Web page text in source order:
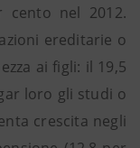
nel 2012.
ereditarie o
ai figli: il 19,5
loro gli studi o
crescita negli